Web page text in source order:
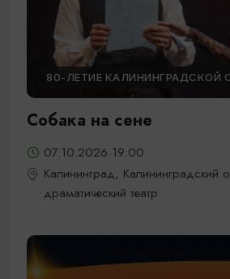
80-ЛЕТИЕ КАЛИНИНГРАДСКОЙ
Собака на сене
07.10.2026 19:00
Калининград, Калининградский
драматический театр